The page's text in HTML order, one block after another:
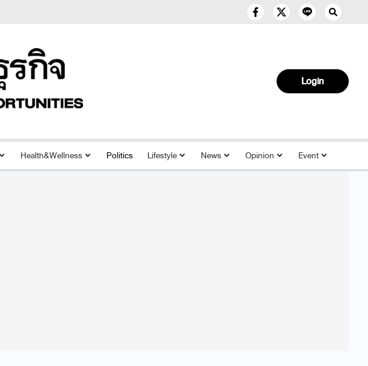
Login
Health&Wellness Politics Lifestyle News Opinion Event